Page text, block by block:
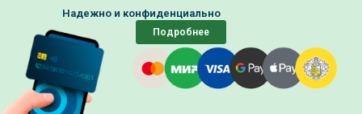
Надежно и конфиденциально
Подробнее